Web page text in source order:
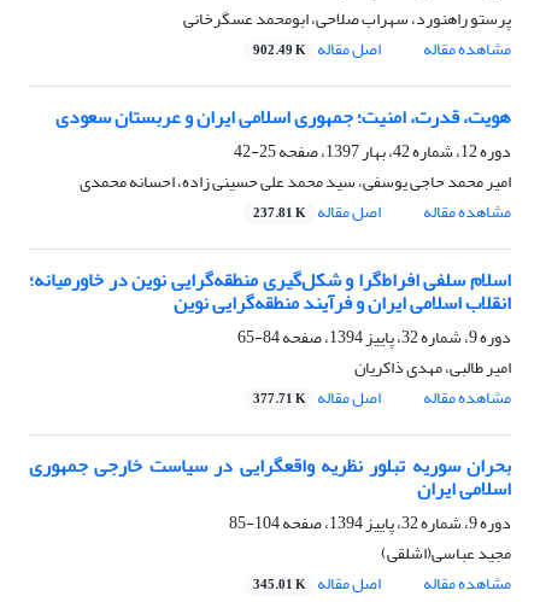
پرستو راهنورد، سهراب صلاحی، ابومحمد عسگرخانی
مشاهده مقاله
اصل مقاله 902.49 K
هویت، قدرت، امنیت؛ جمهوری اسلامی ایران و عربستان سعودی
دوره 12، شماره 42، بهار 1397، صفحه
25-42
امیر محمد حاجی یوسفی، سید محمد علی حسینی زاده، احسانه محمدی
مشاهده مقاله
اصل مقاله 237.81 K
اسلام سلفی افراط‌گرا و شکل‌گیری منطقه‌گرایی نوین در خاورمیانه؛
انقلاب اسلامی ایران و فرآیند منطقه‌گرایی نوین
دوره 9، شماره 32، پاییز 1394، صفحه
84-65
امیر طالبی، مهدی ذاکریان
مشاهده مقاله
اصل مقاله 377.71 K
بحران سوریه تبلور نظریه واقعگرایی در سیاست خارجی جمهوری
اسلامی ایران
دوره 9، شماره 32، پاییز 1394، صفحه
104-85
مجید عباسی(اشلقی)
مشاهده مقاله
اصل مقاله 345.01 K